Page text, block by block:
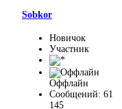
Sobkor
Новичок
Участник
Оффлайн
Сообщений: 61
145